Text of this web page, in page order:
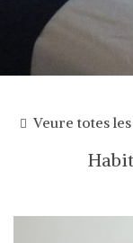
Veure totes